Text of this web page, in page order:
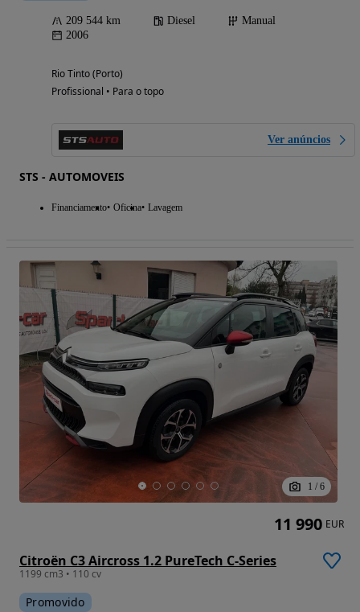
209 544 km Diesel
Manual
2006
Rio Tinto (Porto)
Profissional • Para o topo
Ver anúncios
STS - AUTOMOVEIS
Financiamento Oficina Lavagem
1 / 6
Citroën C3 Aircross 1.2 PureTech C-Series
1199 cm3 • 110 cv
Promovido
11 990 EUR